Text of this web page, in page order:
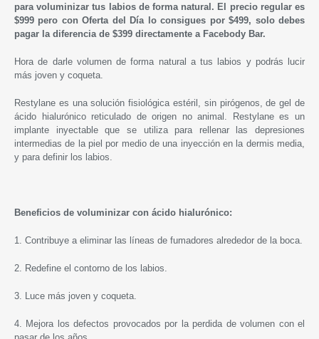
para voluminizar tus labios de forma natural. El precio regular es
$999 pero con Oferta del Día lo consigues por $499, solo debes
pagar la diferencia de $399 directamente a Facebody Bar.
Hora de darle volumen de forma natural a tus labios y podrás lucir
más joven y coqueta.
Restylane es una solución fisiológica estéril, sin pirógenos, de gel de
ácido hialurónico reticulado de origen no animal. Restylanees un
implante inyectable que se utiliza para rellenar las depresiones
intermedias de la piel por medio de una inyección en la dermis media,
y para definir los labios.
Beneficios de voluminizar con ácido hialurónico:
1. Contribuye a eliminar las líneas de fumadores alrededor de la boca.
2. Redefine el contorno de los labios.
3. Luce más joven y coqueta.
4. Mejora los defectos provocados por la perdida de volumen con el